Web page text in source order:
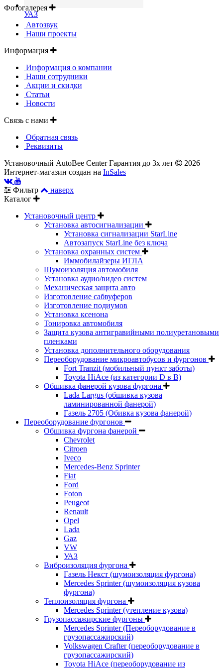
УАЗ
Фотогалерея
Автозвук
Наши проекты
Информация
Информация о компании
Наши сотрудники
Акции и скидки
Статьи
Новости
Связь с нами
Обратная связь
Реквизиты
Установочный AutoBee Center Гарантия до 3х лет
2026
Интернет-магазин создан на InSales
Фильтр
наверх
Каталог
Установочный центр
Установка автосигнализации
Установка сигнализации StarLine
Автозапуск StarLine без ключа
Установка охранных систем
Иммобилайзеры ИГЛА
Шумоизоляция автомобиля
Установка аудио/видео систем
Механическая защита авто
Изготовление сабвуферов
Изготовление подиумов
Установка ксенона
Тонировка автомобиля
Защита кузова антигравийными полиуретановыми
пленками
Установка дополнительного оборудования
Переоборудование микроавтобусов и фургонов
Fort Tranzit (мобильный пункт заботы)
Toyota HiAce (из категории D в B)
Обшивка фанерой кузова фургона
Lada Largus (обшивка кузова
ламинированной фанерой)
Газель 2705 (Обивка кузова фанерой)
Переоборудование фургонов
Обшивка фургона фанерой
Chevrolet
Citroen
Iveco
Mercedes-Benz Sprinter
Fiat
Ford
Foton
Peugeot
Renault
Opel
Lada
Gaz
VW
УАЗ
Виброизоляция фургона
Газель Некст (шумоизоляция фургона)
Mercedes Sprinter (шумоизоляция кузова
фургона)
Теплоизоляция фургона
Mercedes Sprinter (утепление кузова)
Грузопассажирские фургоны
Mercedes Sprinter (Переоборудование в
грузопассажирский)
Volkswagen Crafter (переоборудование в
грузопассажирский)
Toyota HiAce (переоборудование из